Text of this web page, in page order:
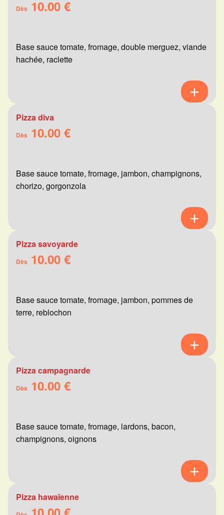
Dès 10.00 €
Base sauce tomate, fromage, double merguez, viande
hachée, raclette
Pizza diva
Dès 10.00 €
Base sauce tomate, fromage, jambon, champignons,
chorizo, gorgonzola
Pizza savoyarde
Dès 10.00 €
Base sauce tomate, fromage, jambon, pommes de
terre, reblochon
Pizza campagnarde
Dès 10.00 €
Base sauce tomate, fromage, lardons, bacon,
champignons, oignons
Pizza hawaïenne